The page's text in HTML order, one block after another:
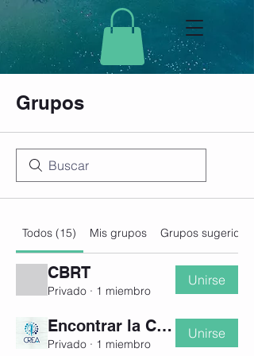
Grupos
Todos (15) Mis grupos Grupos sugeridos
CBRT
Privado · 1 miembro
Unirse
Encontrar la Calma
Privado · 1 miembro
Unirse